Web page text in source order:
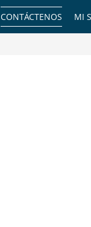
MI
CONTÁCTENOS